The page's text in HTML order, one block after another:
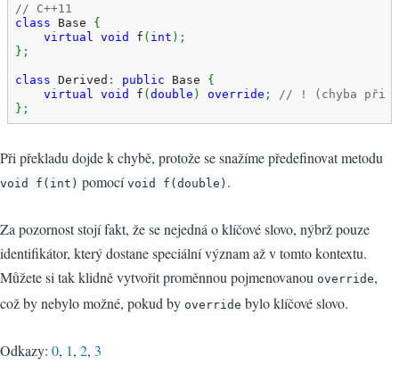
// C++11
class Base {
virtual
void f ( int ) ;
} ;
class Derived : public Base {
virtual
void f ( double ) override ;
// ! (chyba při
} ;
Při překladu dojde k chybě, protože se snažíme předefinovat metodu
void f(int) pomocí void f(double) .
Za pozornost stojí fakt, že se nejedná o klíčové slovo, nýbrž pouze
identifikátor, který dostane speciální význam až v tomto kontextu.
Můžete si tak klidně vytvořit proměnnou pojmenovanou override,
což by nebylo možné, pokud by override bylo klíčové slovo.
Odkazy: 0, 1, 2, 3